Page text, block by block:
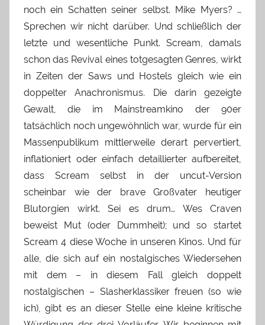
noch ein Schatten seiner selbst. Mike Myers? …
Sprechen wir nicht darüber. Und schließlich der
letzte und wesentliche Punkt. Scream, damals
schon das Revival eines totgesagten Genres, wirkt
in Zeiten der Saws und Hostels gleich wie ein
doppelter Anachronismus. Die darin gezeigte
Gewalt, die im Mainstreamkino der 90er
tatsächlich noch ungewöhnlich war, wurde für ein
Massenpublikum mittlerweile derart pervertiert,
inflationiert oder einfach detaillierter aufbereitet,
dass Scream selbst in der uncut-Version
scheinbar wie der brave Großvater heutiger
Blutorgien wirkt. Sei es drum… Wes Craven
beweist Mut (oder Dummheit); und so startet
Scream 4 diese Woche in unseren Kinos. Und für
alle, die sich auf ein nostalgisches Wiedersehen
mit dem – in diesem Fall gleich doppelt
nostalgischen – Slasherklassiker freuen (so wie
ich), gibt es an dieser Stelle eine kleine kritische